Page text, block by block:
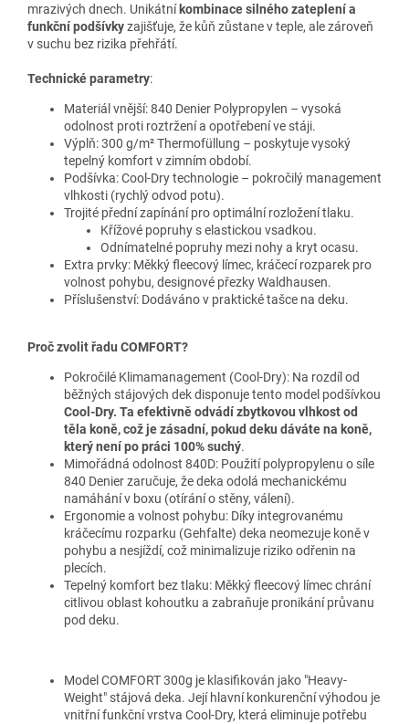
mrazivých dnech. Unikátníkombinace silného zateplení a
funkční podšívkyzajišťuje, že kůň zůstane v teple, ale zároveň
v suchu bez rizika přehřátí.
Technické parametry:
Materiál vnější: 840 Denier Polypropylen – vysoká
odolnost proti roztržení a opotřebení ve stáji.
Výplň: 300 g/m² Thermofüllung – poskytuje vysoký
tepelný komfort v zimním období.
Podšívka: Cool-Dry technologie – pokročilý management
vlhkosti (rychlý odvod potu).
Trojité přední zapínání pro optimální rozložení tlaku.
Křížové popruhy s elastickou vsadkou.
Odnímatelné popruhy mezi nohy a kryt ocasu.
Extra prvky: Měkký fleecový límec, kráčecí rozparek pro
volnost pohybu, designové přezky Waldhausen.
Příslušenství: Dodáváno v praktické tašce na deku.
Proč zvolit řadu COMFORT?
Pokročilé Klimamanagement (Cool-Dry): Na rozdíl od
běžných stájových dek disponuje tento model podšívkou
Cool-Dry. Ta efektivně odvádí zbytkovou vlhkost od
těla koně, což je zásadní, pokud deku dáváte na koně,
který není po práci 100% suchý.
Mimořádná odolnost 840D: Použití polypropylenu o síle
840 Denier zaručuje, že deka odolá mechanickému
namáhání v boxu (otírání o stěny, válení).
Ergonomie a volnost pohybu: Díky integrovanému
kráčecímu rozparku (Gehfalte) deka neomezuje koně v
pohybu a nesjíždí, což minimalizuje riziko odřenin na
plecích.
Tepelný komfort bez tlaku: Měkký fleecový límec chrání
citlivou oblast kohoutku a zabraňuje pronikání průvanu
pod deku.
Model COMFORT 300g je klasifikován jako "Heavy-
Weight" stájová deka. Její hlavní konkurenční výhodou je
vnitřní funkční vrstva Cool-Dry, která eliminuje potřebu